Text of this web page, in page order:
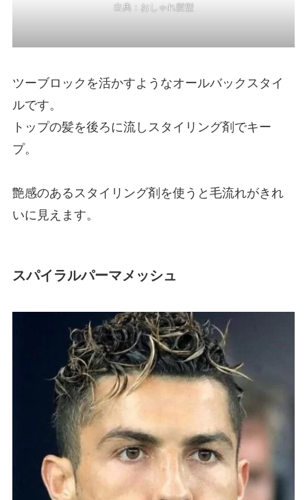
出典： おしゃれ髪型
ツーブロックを活かすようなオールバックスタイ
ルです。
トップの髪を後ろに流しスタイリング剤でキー
プ。
艶感のあるスタイリング剤を使うと毛流れがきれ
いに見えます。
スパイラルパーマメッシュ